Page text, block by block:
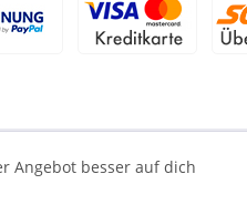
Angebot besser auf dich